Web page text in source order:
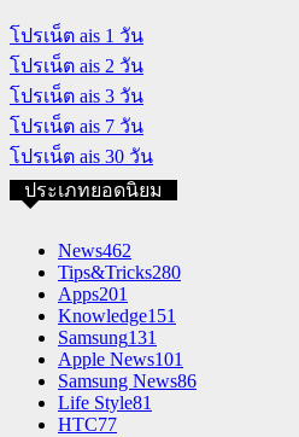
โปรเน็ต ais 1 วัน
โปรเน็ต ais 2 วัน
โปรเน็ต ais 3 วัน
โปรเน็ต ais 7 วัน
โปรเน็ต ais 30 วัน
ประเภทยอดนิยม
News462
Tips&Tricks280
Apps201
Knowledge151
Samsung131
Apple News101
Samsung News86
Life Style81
HTC77